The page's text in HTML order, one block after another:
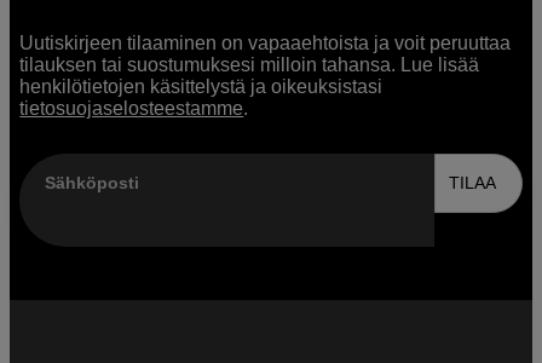
Uutiskirjeen tilaaminen on vapaaehtoista ja voit peruuttaa
tilauksen tai suostumuksesi milloin tahansa. Lue lisää
henkilötietojen käsittelystä ja oikeuksistasi
tietosuojaselosteestamme.
Sähköposti TILAA